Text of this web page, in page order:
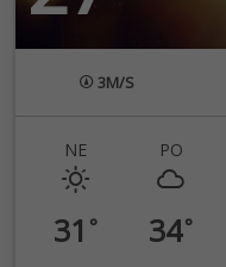
3M/S
NE
31 °
PO
34°